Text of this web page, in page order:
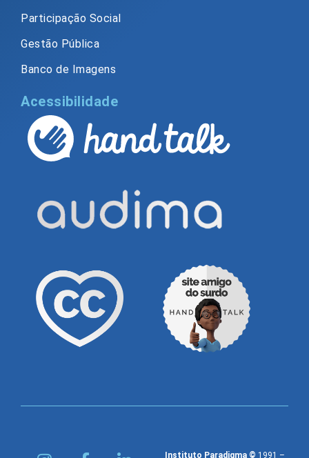
Participação Social
Gestão Pública
Banco de Imagens
Acessibilidade
Instituto Paradigma © 1991 –